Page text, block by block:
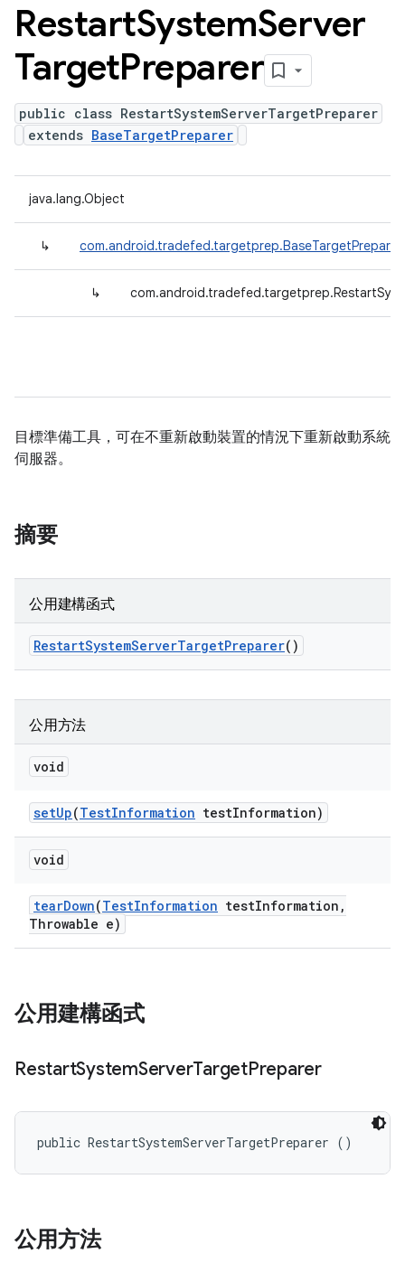
RestartSystemServer
TargetPreparer
public class RestartSystemServerTargetPreparer
extends BaseTargetPreparer
java.lang.Object
↳ com.android.tradefed.targetprep.BaseTargetPreparer
↳
目標準備工具，可在不重新啟動裝置的情況下重新啟動系統
伺服器。
摘要
公用建構函式
RestartSystemServerTargetPreparer()
公用方法
void
setUp(TestInformation testInformation)
void
tearDown(TestInformation testInformation ,
Throwable e)
公用建構函式
RestartSystemServerTargetPreparer
public RestartSystemServerTargetPreparer ()
公用方法